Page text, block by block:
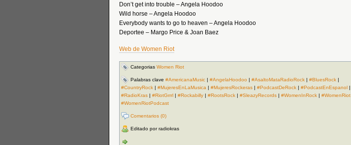
Don’t get into trouble – Angela Hoodoo
Wild horse – Angela Hoodoo
Everybody wants to go to heaven – Angela Hoodoo
Deportee – Margo Price & Joan Baez
Web de Women Riot
Categorias Women Riot
Palabras clave #AmericanaMusic | #AngelaHoodoo | #AsaltoMataRadioRock | #BluesRock |
#CountryRock | #MujeresEnLaMusica | #MujeresRockeras | #PodcastDeRock | #PodcastEnEspanol |
#RadioKras | #RiotGrrrl | #Rockabilly | #RootsRock | #SleazyRecords | #WomenInRock | #WomenRiot
#WomenRiotPodcast
Comentarios (0)
Editado por radiokras